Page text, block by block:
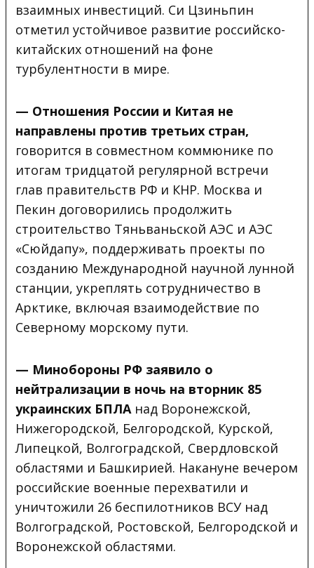
взаимных инвестиций. Си Цзиньпин
отметил устойчивое развитие российско-
китайских отношений на фоне
турбулентности в мире.
— Отношения России и Китая не
направлены против третьих стран,
говорится в совместном коммюнике по
итогам тридцатой регулярной встречи
глав правительств РФ и КНР. Москва и
Пекин договорились продолжить
строительство Тяньваньской АЭС и АЭС
«Сюйдапу», поддерживать проекты по
созданию Международной научной лунной
станции, укреплять сотрудничество в
Арктике, включая взаимодействие по
Северному морскому пути.
— Минобороны РФ заявило о
нейтрализации в ночь на вторник 85
украинских БПЛАнад Воронежской,
Нижегородской, Белгородской, Курской,
Липецкой, Волгоградской, Свердловской
областями и Башкирией. Накануне вечером
российские военные перехватили и
уничтожили 26 беспилотников ВСУ над
Волгоградской, Ростовской, Белгородской и
Воронежской областями.